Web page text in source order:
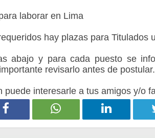
laborar en Lima
hay plazas para Titulados
abajo y para cada puesto se
revisarlo antes de postular.
puede interesarle a tus amigos y/o